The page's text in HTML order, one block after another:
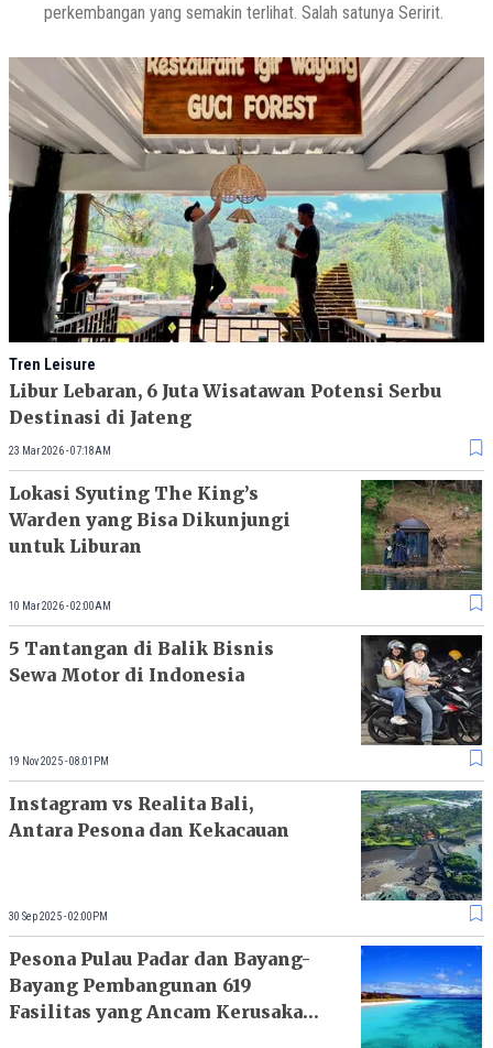
perkembangan yang semakin terlihat. Salah satunya Seririt.
Tren Leisure
Libur Lebaran, 6 Juta Wisatawan Potensi Serbu
Destinasi di Jateng
23 Mar 2026 - 07:18AM
Lokasi Syuting The King’s
Warden yang Bisa Dikunjungi
untuk Liburan
10 Mar 2026 - 02:00AM
5 Tantangan di Balik Bisnis
Sewa Motor di Indonesia
19 Nov 2025 - 08:01PM
Instagram vs Realita Bali,
Antara Pesona dan Kekacauan
30 Sep 2025 - 02:00PM
Pesona Pulau Padar dan Bayang-
Bayang Pembangunan 619
Fasilitas yang Ancam Kerusakan